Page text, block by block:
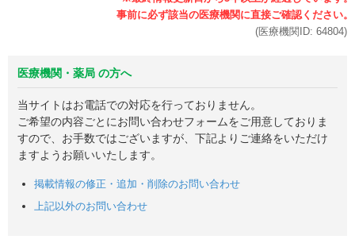
(医療機関ID: 64804)
医療機関・薬局 の方へ
当サイトはお電話での対応を行っておりません。
ご希望の内容ごとにお問い合わせフォームをご用意しておりま
すので、お手数ではございますが、下記よりご連絡をいただけ
ますようお願いいたします。
掲載情報の修正・追加・削除のお問い合わせ
上記以外のお問い合わせ